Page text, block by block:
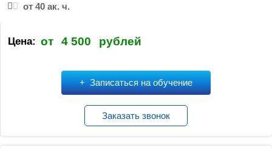
от 40 ак. ч.
Цена: от 4 500 рублей
Записаться на обучение
Заказать звонок